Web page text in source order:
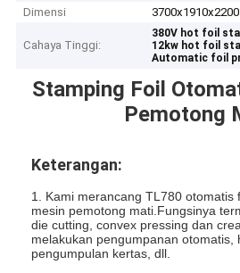
Dimensi
3700x1910x2200
Cahaya Tinggi:
380V hot foil
12kw hot foil
Automatic foil
Stamping Foil
Pemotong
Keterangan:
1. Kami merancang TL780 otomatis
mesin pemotong mati.Fungsinya
die cutting, convex pressing dan
melakukan pengumpanan otomatis,
pengumpulan kertas, dll.